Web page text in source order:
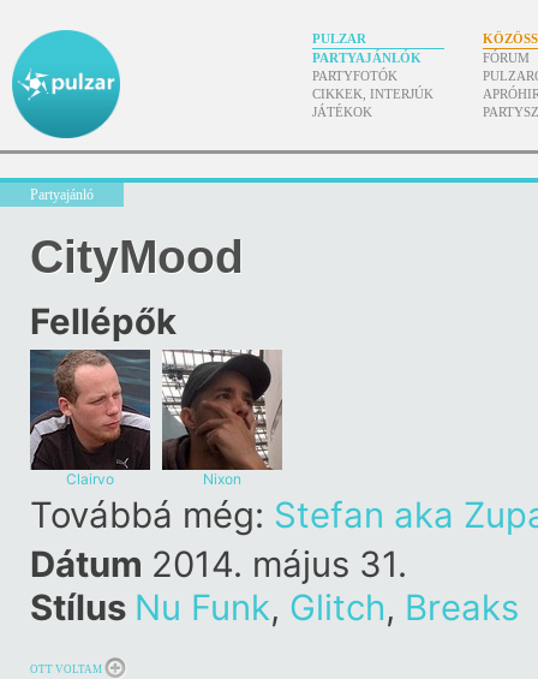
PULZAR
PARTYAJÁNLÓK
PARTYFOTÓK
CIKKEK, INTERJÚK
JÁTÉKOK
FÓRUM
Partyajánló
CityMood
Fellépők
Clairvo Nixon
Továbbá még: Stefan aka
Dátum 2014. május 31.
Stílus Nu Funk, Glitch, Breaks
OTT VOLTAM